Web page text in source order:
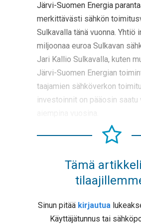
Järvi-Suomen Energia
merkittävästi sähkön
Sulkavalla tänä vuonna. Yhtiö
miljoonaa euroa Sulkavan
Jari Kallio Sulkavalla, kuten
Järvi-Suomen Energian
taajamien sähköverkon
investoinnit on pääosin saatu
Tämä
Sinun pitää kirjautua
Käyttäjätunnus tai